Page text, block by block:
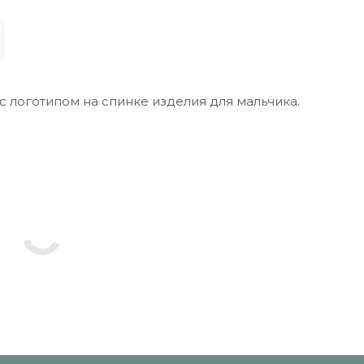
на спинке изделия для мальчика.